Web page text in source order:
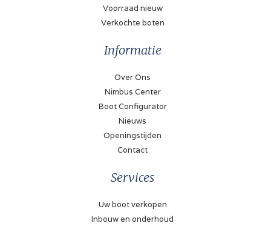
Voorraad nieuw
Verkochte boten
Informatie
Over Ons
Nimbus Center
Boot Configurator
Nieuws
Openingstijden
Contact
Services
Uw boot verkopen
Inbouw en onderhoud